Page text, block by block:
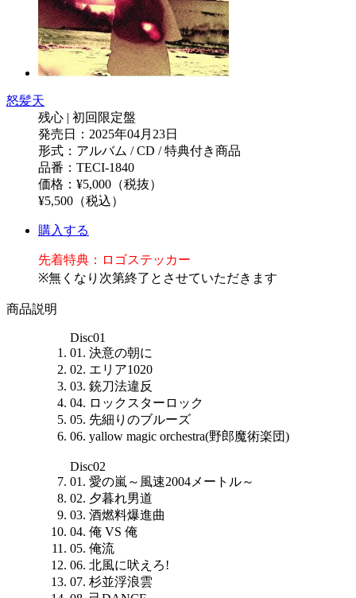
怒髪天
残心 | 初回限定盤
発売日：2025年04月23日
形式：アルバム / CD / 特典付き商品
品番：TECI-1840
価格：¥5,000（税抜）
¥5,500（税込）
購入する
先着特典：ロゴステッカー
※無くなり次第終了とさせていただきます
商品説明
Disc01
01. 決意の朝に
02. エリア1020
03. 銃刀法違反
04. ロックスターロック
05. 先細りのブルーズ
06. yallow magic orchestra(野郎魔術楽団)
Disc02
01. 愛の嵐～風速2004メートル～
02. 夕暮れ男道
03. 酒燃料爆進曲
04. 俺 VS 俺
05. 俺流
06. 北風に吠えろ!
07. 杉並浮浪雲